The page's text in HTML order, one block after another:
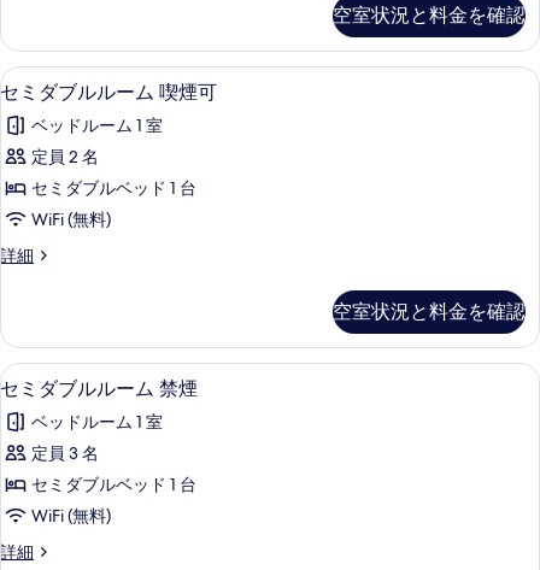
て
の
写
真
を
表
す
ル
ル
ー
ム
禁
煙
の
す
の
写
真
を
表
示
ー
シ
ン
ル
ル
ム
禁
の
空室状況と料金を確認
セ
ミ
ダ
ブ
ル
ー
喫
煙
可
の
す
べ
て
の
5
セミダブルルーム 喫煙可
ベッドルーム 1 室
定員 2 名
セミダブルベッド 1 台
WiFi (無料)
詳細
セ
ル
ル
ー
喫
煙
の
詳
空室状況と料金を確認
セ
ミ
ダ
ブ
ル
5
セミダブルルーム 禁煙
ベッドルーム 1 室
定員 3 名
セミダブルベッド 1 台
WiFi (無料)
詳細
セ